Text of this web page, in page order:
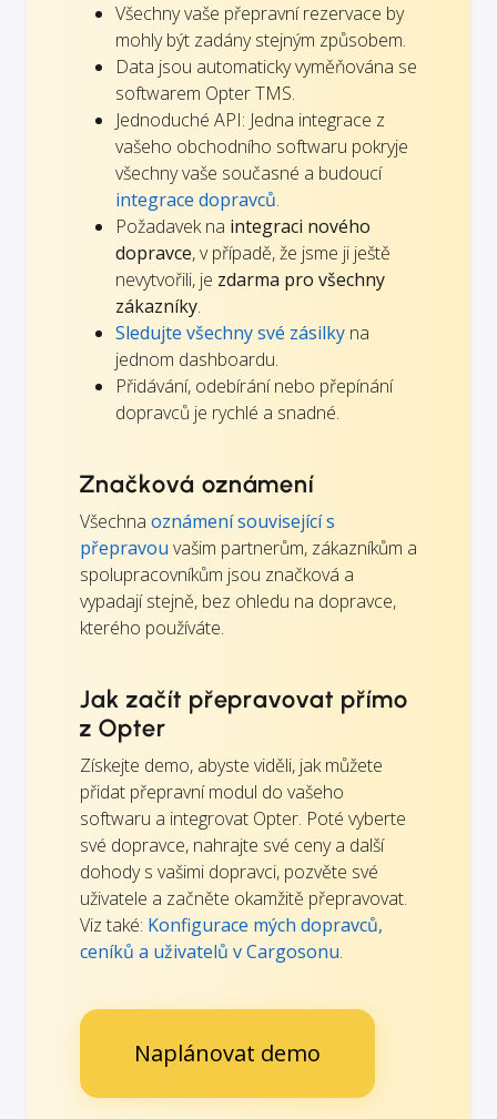
Všechny vaše přepravní rezervace by
mohly být zadány stejným způsobem.
Data jsou automaticky vyměňována se
softwarem Opter TMS.
Jednoduché API: Jedna integrace z
vašeho obchodního softwaru pokryje
všechny vaše současné a budoucí
integrace dopravců.
Požadavek na integraci nového
dopravce, v případě, že jsme ji ještě
nevytvořili, je zdarma pro všechny
zákazníky.
Sledujte všechny své zásilky na
jednom dashboardu.
Přidávání, odebírání nebo přepínání
dopravců je rychlé a snadné.
Značková oznámení
Všechna oznámení související s
přepravou vašim partnerům, zákazníkům a
spolupracovníkům jsou značková a
vypadají stejně, bez ohledu na dopravce,
kterého používáte.
Jak začít přepravovat přímo
z Opter
Získejte demo, abyste viděli, jak můžete
přidat přepravní modul do vašeho
softwaru a integrovat Opter. Poté vyberte
své dopravce, nahrajte své ceny a další
dohody s vašimi dopravci, pozvěte své
uživatele a začněte okamžitě přepravovat.
Viz také: Konfigurace mých dopravců,
ceníků a uživatelů v Cargosonu.
Naplánovat demo